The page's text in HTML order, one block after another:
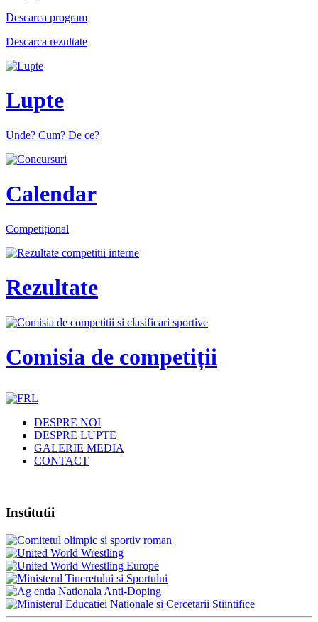
Descarca program
Descarca rezultate
Lupte
Unde? Cum? De ce?
Calendar
Competițional
Rezultate
Comisia de competiții
DESPRE NOI
DESPRE LUPTE
GALERIE MEDIA
CONTACT
Institutii